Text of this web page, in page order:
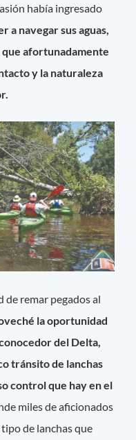
había ingresado
a navegar sus aguas,
afortunadamente
y la naturaleza
de remar pegados al
la oportunidad
del Delta,
tránsito de lanchas
control que hay en el
miles de aficionados
de lanchas que